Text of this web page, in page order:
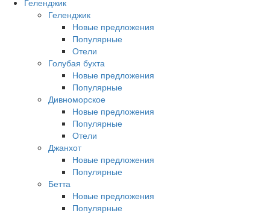
Геленджик
Геленджик
Новые предложения
Популярные
Отели
Голубая бухта
Новые предложения
Популярные
Дивноморское
Новые предложения
Популярные
Отели
Джанхот
Новые предложения
Популярные
Бетта
Новые предложения
Популярные